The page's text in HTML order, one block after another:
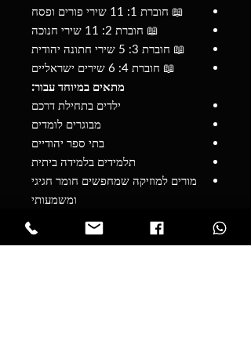
📖 חוברת 1: 11 שירי פורים ופסח
📖 חוברת 2: 11 שירי חנוכה
📖 חוברת 3: 5 שירי חתונה יהודית
📖 חוברת 4: 6 שירים ישראליים
מתאים במיוחד עבור:
ילדים בתחילת דרכם
מבוגרים לומדים
בתי ספר יהודיים
תלמידים בלמידה ביתית
מורים למוזיקה שמחפשים חומר חגיגי
ומשמעותי
גם אם אין לך מורה, חוברת זו מספקת
הדרכה ברורה ומובנת – הן חזותית והן